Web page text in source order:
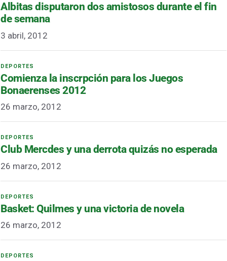
Albitas disputaron dos amistosos durante el fin
de semana
3 abril, 2012
Comienza la inscrpción para los Juegos
Bonaerenses 2012
26 marzo, 2012
Club Mercdes y una derrota quizás no esperada
26 marzo, 2012
Basket: Quilmes y una victoria de novela
26 marzo, 2012